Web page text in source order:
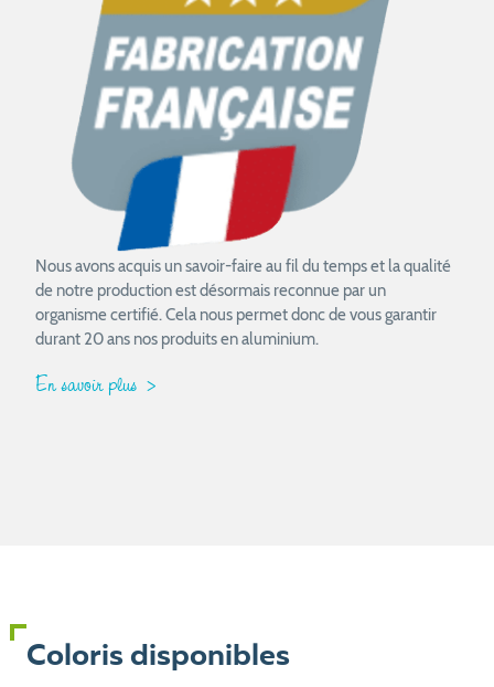
Nous avons acquis un savoir-faire au fil du temps et la qualité
de notre production est désormais reconnue par un
organisme certifié. Cela nous permet donc de vous garantir
durant 20 ans nos produits en aluminium.
En savoir plus
Coloris disponibles